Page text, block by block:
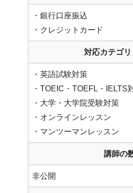
・銀行口座振込
・クレジットカード
対応カテゴ
・英語試験対策
・TOEIC・TOEFL・IELTS
・大学・大学院受験対策
・オンラインレッスン
・マンツーマンレッスン
講師の
非公開